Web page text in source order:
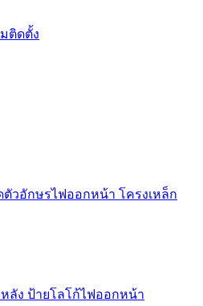
ติดตั้ง
วอักษรไฟออกหน้า โครงเหล็ก
ลัง ป้ายโลโก้ไฟออกหน้า